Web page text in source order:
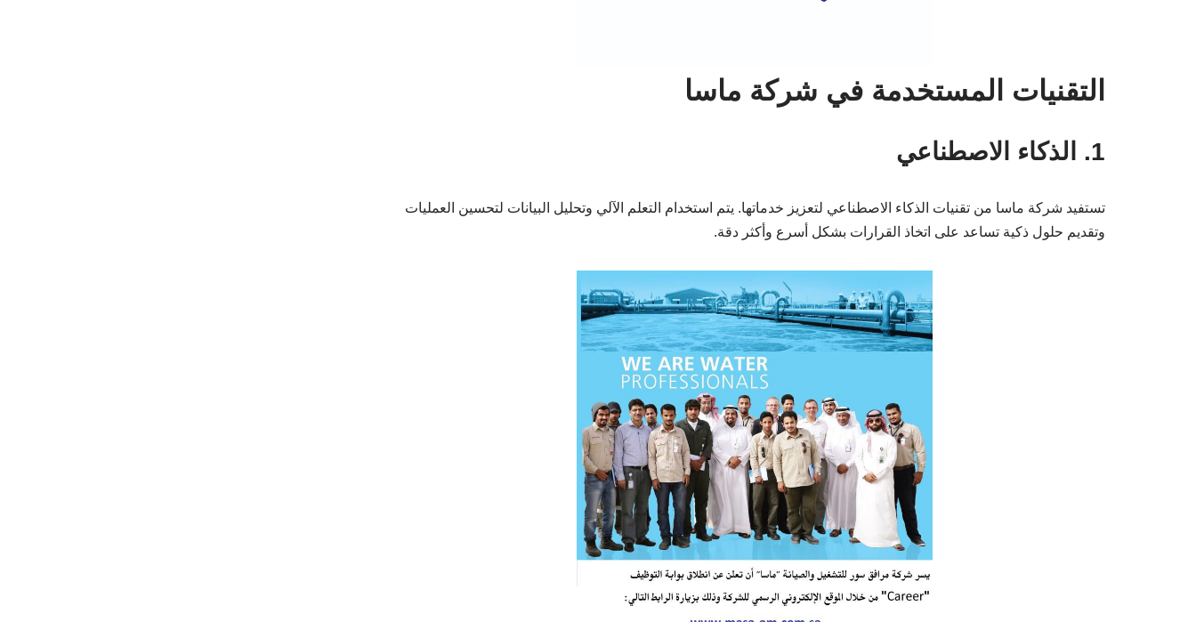
التقنيات المستخدمة في شركة ماسا
1. الذكاء الاصطناعي
تستفيد شركة ماسا من تقنيات الذكاء الاصطناعي لتعزيز خدماتها. يتم استخدام التعلم الآلي وتحليل البيانات لتحسين العمليات
وتقديم حلول ذكية تساعد على اتخاذ القرارات بشكل أسرع وأكثر دقة.